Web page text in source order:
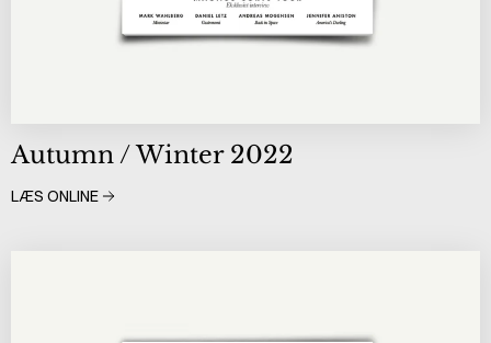
Autumn / Winter 2022
LÆS ONLINE